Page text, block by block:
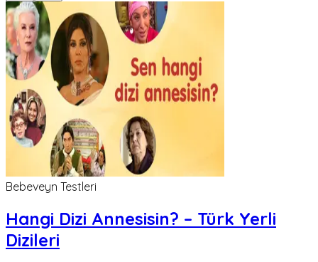
Bebeveyn Testleri
Hangi Dizi Annesisin? – Türk Yerli
Dizileri